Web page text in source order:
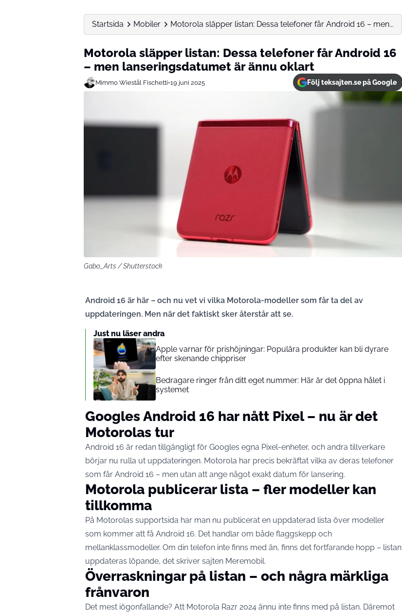
Startsida Mobiler Motorola släpper listan: Dessa telefoner får Android 16 – men...
Motorola släpper listan: Dessa telefoner får Android 16
– men lanseringsdatumet är ännu oklart
Mimmo Wiestål Fischetti•19 juni 2025 Följ teksajten.se på Google
Gabo_Arts / Shutterstock
Android 16 är här – och nu vet vi vilka Motorola-modeller som får ta del av
uppdateringen. Men när det faktiskt sker återstår att se.
Just nu läser andra
Apple varnar för prishöjningar: Populära produkter kan bli dyrare
efter skenande chippriser
Bedragare ringer från ditt eget nummer: Här är det öppna hålet i
systemet
Googles Android 16 har nått Pixel – nu är det
Motorolas tur
Android 16 är redan tillgängligt för Googles egna Pixel-enheter, och andra tillverkare
börjar nu rulla ut uppdateringen. Motorola har precis bekräftat vilka av deras telefoner
som får Android 16 – men utan att ange något exakt datum för lansering.
Motorola publicerar lista – fler modeller kan
tillkomma
På Motorolas supportsida har man nu publicerat en uppdaterad lista över modeller
som kommer att få Android 16. Det handlar om både flaggskepp och
mellanklassmodeller. Om din telefon inte finns med än, finns det fortfarande hopp – listan
uppdateras löpande, det skriver sajten Meremobil.
Överraskningar på listan – och några märkliga
frånvaron
Det mest iögonfallande? Att Motorola Razr 2024 ännu inte finns med på listan. Däremot